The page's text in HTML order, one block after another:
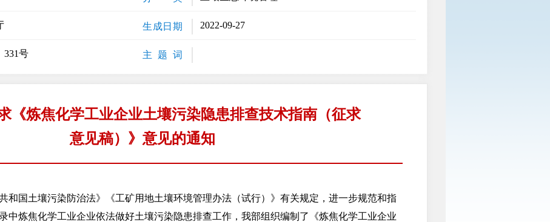
生成日期 2022-09-27
331号 主 题 词
《炼焦化学工业企业土壤污染隐患排查技术指南（征求
意见稿）》意见的通知
国土壤污染防治法》《工矿用地土壤环境管理办法（试行）》有关规定，进一步规范和指
中炼焦化学工业企业依法做好土壤污染隐患排查工作，我部组织编制了《炼焦化学工业企业